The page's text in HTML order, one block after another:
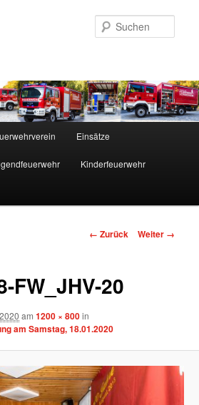
Einsätze
Kinderfeuerwehr
Bilder-
← Zurück Weiter →
FW_JHV-20
am1200 × 800in
am Samstag, 18.01.2020